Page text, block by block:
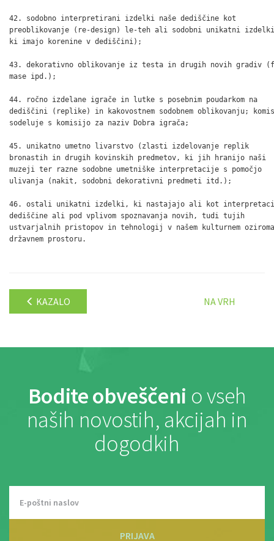
42. sodobno interpretirani izdelki naše dediščine kot
preoblikovanje (re-design) le-teh ali sodobni unikatni
ki imajo korenine v dediščini);
43. dekorativno oblikovanje iz testa in drugih novih gradiv
mase ipd.);
44. ročno izdelane igrače in lutke s posebnim poudarkom na
dediščini (replike) in kakovostnem sodobnem oblikovanju;
sodeluje s komisijo za naziv Dobra igrača;
45. unikatno umetno livarstvo (zlasti izdelovanje replik
bronastih in drugih kovinskih predmetov, ki jih hranijo naši
muzeji ter razne sodobne umetniške interpretacije s pomočjo
ulivanja (nakit, sodobni dekorativni predmeti itd.);
46. ostali unikatni izdelki, ki nastajajo ali kot
dediščine ali pod vplivom spoznavanja novih, tudi tujih
ustvarjalnih pristopov in tehnologij v našem kulturnem oziroma
državnem prostoru.
KAZALO NA VRH
Bodite obveščeni o vseh
naših novostih, akcijah in
dogodkih
PRIJAVA